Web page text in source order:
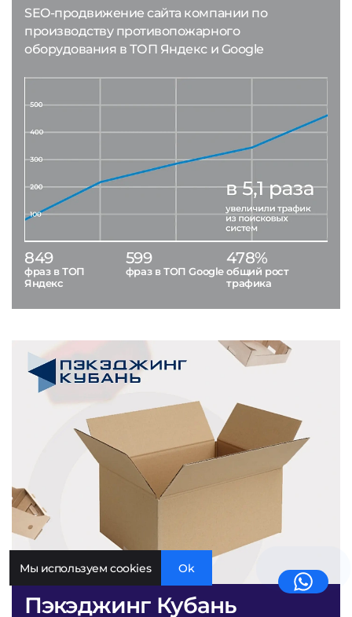
Пэкэджинг Кубань
SEO-продвижение сайта компании по
производству противопожарного
оборудования в ТОП Яндекс и Google
849
фраз в ТОП
Яндекс
599
фраз в ТОП Google
478%
общий рост
трафика
Мы используем cookies Ok